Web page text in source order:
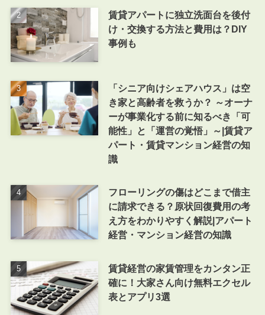
賃貸アパートに独立洗面台を後付
け・交換する方法と費用は？DIY
事例も
「シニア向けシェアハウス」は空
き家と高齢者を救うか？ ～オーナ
ーが事業化する前に知るべき「可
能性」と「運営の覚悟」～|賃貸ア
パート・賃貸マンション経営の知
識
フローリングの傷はどこまで借主
に請求できる？原状回復費用の考
え方をわかりやすく解説|アパート
経営・マンション経営の知識
賃貸経営の家賃管理をカンタン正
確に！大家さん向け無料エクセル
表とアプリ3選